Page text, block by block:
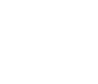
The red coral
☆ Yume staff